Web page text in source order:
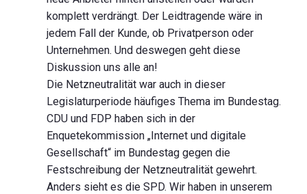
komplett verdrängt. Der Leidtragende wäre in
jedem Fall der Kunde, ob Privatperson oder
Unternehmen. Und deswegen geht diese
Diskussion uns alle an!
Die Netzneutralität war auch in dieser
Legislaturperiode häufiges Thema im Bundestag.
CDU und FDP haben sich in der
Enquetekommission „Internet und digitale
Gesellschaft“ im Bundestag gegen die
Festschreibung der Netzneutralität gewehrt.
Anders sieht es die SPD. Wir haben in unserem